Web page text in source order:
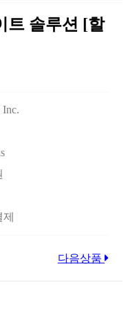
트 솔루션 [할
Inc.
다음상품